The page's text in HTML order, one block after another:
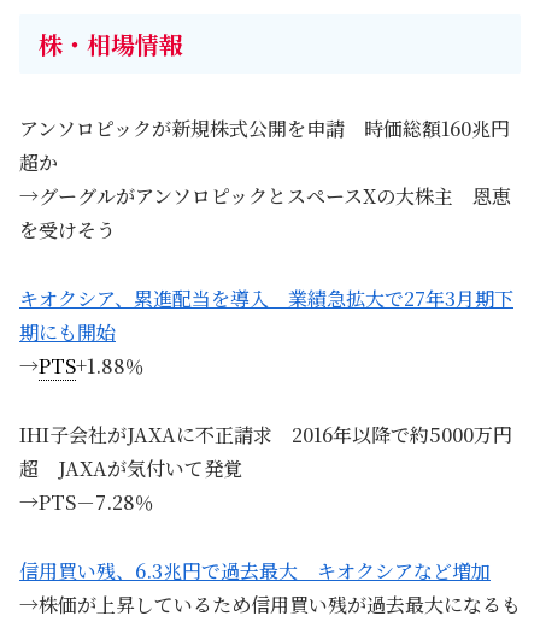
株・相場情報
アンソロピックが新規株式公開を申請 時価総額160兆円
超か
→グーグルがアンソロピックとスペースXの大株主 恩恵
を受けそう
キオクシア、累進配当を導入 業績急拡大で27年3月期下
期にも開始
→PTS+1.88％
IHI子会社がJAXAに不正請求 2016年以降で約5000万円
超 JAXAが気付いて発覚
→PTS－7.28％
信用買い残、6.3兆円で過去最大 キオクシアなど増加
→株価が上昇しているため信用買い残が過去最大になるも